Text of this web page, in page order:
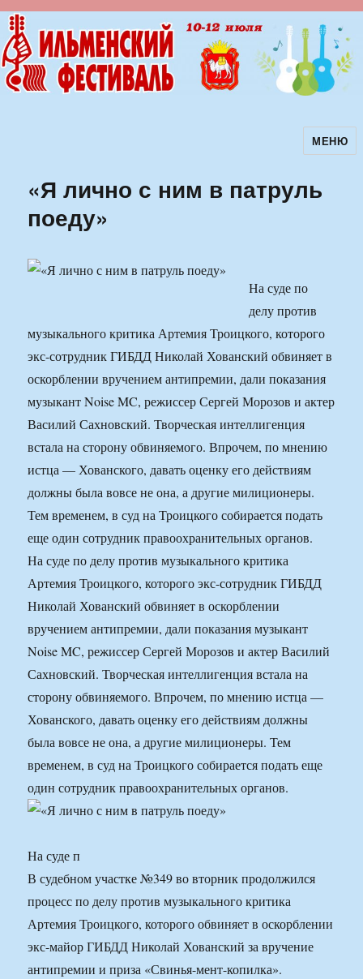
Ильменский фестиваль авторскойМЕНЮ
«Я лично с ним в патруль
поеду»
На суде по
делу против
музыкального критика Артемия Троицкого, которого
экс-сотрудник ГИБДД Николай Хованский обвиняет в
оскорблении вручением антипремии, дали показания
музыкант Noise MC, режиссер Сергей Морозов и актер
Василий Сахновский. Творческая интеллигенция
встала на сторону обвиняемого. Впрочем, по мнению
истца — Хованского, давать оценку его действиям
должны была вовсе не она, а другие милиционеры.
Тем временем, в суд на Троицкого собирается подать
еще один сотрудник правоохранительных органов.
На суде по делу против музыкального критика
Артемия Троицкого, которого экс-сотрудник ГИБДД
Николай Хованский обвиняет в оскорблении
вручением антипремии, дали показания музыкант
Noise MC, режиссер Сергей Морозов и актер Василий
Сахновский. Творческая интеллигенция встала на
сторону обвиняемого. Впрочем, по мнению истца —
Хованского, давать оценку его действиям должны
была вовсе не она, а другие милиционеры. Тем
временем, в суд на Троицкого собирается подать еще
один сотрудник правоохранительных органов.
На суде п
В судебном участке №349 во вторник продолжился
процесс по делу против музыкального критика
Артемия Троицкого, которого обвиняет в оскорблении
экс-майор ГИБДД Николай Хованский за вручение
антипремии и приза «Свинья-мент-копилка».